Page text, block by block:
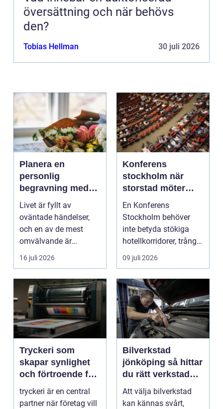
översättning och när behövs
den?
Tobias Hellman 30 juli 2026
Planera en
personlig
begravning med
hjälp av en
begravningsbyrå
Livet är fyllt av
oväntade händelser,
och en av de mest
omvälvande är
n&aum...
16 juli 2026
Konferens
stockholm när
storstad möter
rofylld landsbygd
En Konferens
Stockholm behöver
inte betyda stökiga
hotellkorridorer, trånga
mötesrum och brus
från c...
09 juli 2026
Tryckeri som
skapar synlighet
och förtroende för
ditt företag
tryckeri är en central
partner när företag vill
Bilverkstad
jönköping så hittar
du rätt verkstad
för din bil
Att välja bilverkstad
kan kännas svårt,